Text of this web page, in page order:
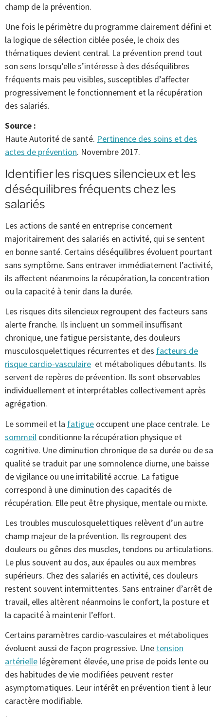
champ de la prévention.
Une fois le périmètre du programme clairement défini et
la logique de sélection ciblée posée, le choix des
thématiques devient central. La prévention prend tout
son sens lorsqu’elle s’intéresse à des déséquilibres
fréquents mais peu visibles, susceptibles d’affecter
progressivement le fonctionnement et la récupération
des salariés.
Source :
Haute Autorité de santé. Pertinence des soins et des
actes de prévention. Novembre 2017.
Identifier les risques silencieux et les
déséquilibres fréquents chez les
salariés
Les actions de santé en entreprise concernent
majoritairement des salariés en activité, qui se sentent
en bonne santé. Certains déséquilibres évoluent pourtant
sans symptôme. Sans entraver immédiatement l’activité,
ils affectent néanmoins la récupération, la concentration
ou la capacité à tenir dans la durée.
Les risques dits silencieux regroupent des facteurs sans
alerte franche. Ils incluent un sommeil insuffisant
chronique, une fatigue persistante, des douleurs
musculosquelettiques récurrentes et des facteurs de
risque cardio-vasculaire et métaboliques débutants. Ils
servent de repères de prévention. Ils sont observables
individuellement et interprétables collectivement après
agrégation.
Le sommeil et la fatigue occupent une place centrale. Le
sommeil conditionne la récupération physique et
cognitive. Une diminution chronique de sa durée ou de sa
qualité se traduit par une somnolence diurne, une baisse
de vigilance ou une irritabilité accrue. La fatigue
correspond à une diminution des capacités de
récupération. Elle peut être physique, mentale ou mixte.
Les troubles musculosquelettiques relèvent d’un autre
champ majeur de la prévention. Ils regroupent des
douleurs ou gênes des muscles, tendons ou articulations.
Le plus souvent au dos, aux épaules ou aux membres
supérieurs. Chez des salariés en activité, ces douleurs
restent souvent intermittentes. Sans entrainer d’arrêt de
travail, elles altèrent néanmoins le confort, la posture et
la capacité à maintenir l’effort.
Certains paramètres cardio-vasculaires et métaboliques
évoluent aussi de façon progressive. Une tension
artérielle légèrement élevée, une prise de poids lente ou
des habitudes de vie modifiées peuvent rester
asymptomatiques. Leur intérêt en prévention tient à leur
caractère modifiable.